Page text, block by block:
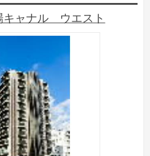
キャナル ウエスト